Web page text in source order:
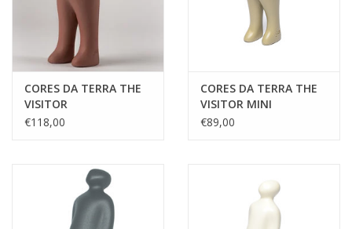
CORES DA TERRA THE
VISITOR
€118,00
CORES DA TERRA THE
VISITOR MINI
€89,00